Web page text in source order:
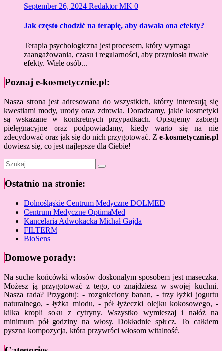
September 26, 2024 Redaktor MK 0
Jak często chodzić na terapię, aby dawała ona efekty?
Terapia psychologiczna jest procesem, który wymaga
zaangażowania, czasu i regularności, aby przyniosła trwałe
efekty. Wiele osób...
Poznaj e-kosmetycznie.pl:
Nasza strona jest adresowana do wszystkich, którzy interesują się
kwestiami mody, urody oraz zdrowia. Doradzamy, jakie kosmetyki
są wskazane w konkretnych przypadkach. Opisujemy zabiegi
pielęgnacyjne oraz podpowiadamy, kiedy warto się na nie
zdecydować oraz jak się do nich przygotować. Z e-kosmetycznie.pl
dowiesz się, co jest najlepsze dla Ciebie!
Ostatnio na stronie:
Dolnośląskie Centrum Medyczne DOLMED
Centrum Medyczne OptimaMed
Kancelaria Adwokacka Michał Gajda
FILTERM
BioSens
Domowe porady:
Na suche końcówki włosów doskonałym sposobem jest maseczka.
Możesz ją przygotować z tego, co znajdziesz w swojej kuchni.
Nasza rada? Przygotuj: - rozgnieciony banan, - trzy łyżki jogurtu
naturalnego, - łyżka miodu, - pół łyżeczki olejku kokosowego, -
kilka kropli soku z cytryny. Wszystko wymieszaj i nałóż na
minimum pół godziny na włosy. Dokładnie spłucz. To całkiem
pyszna kompozycja, która przywróci włosom witalność.